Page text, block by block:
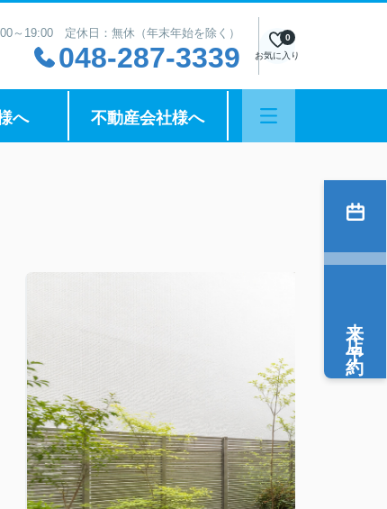
～19:00 定休日：無休（年末年始を除く）
048-287-3339 お気に入り
0
へ 不動産会社様へ
来店予約